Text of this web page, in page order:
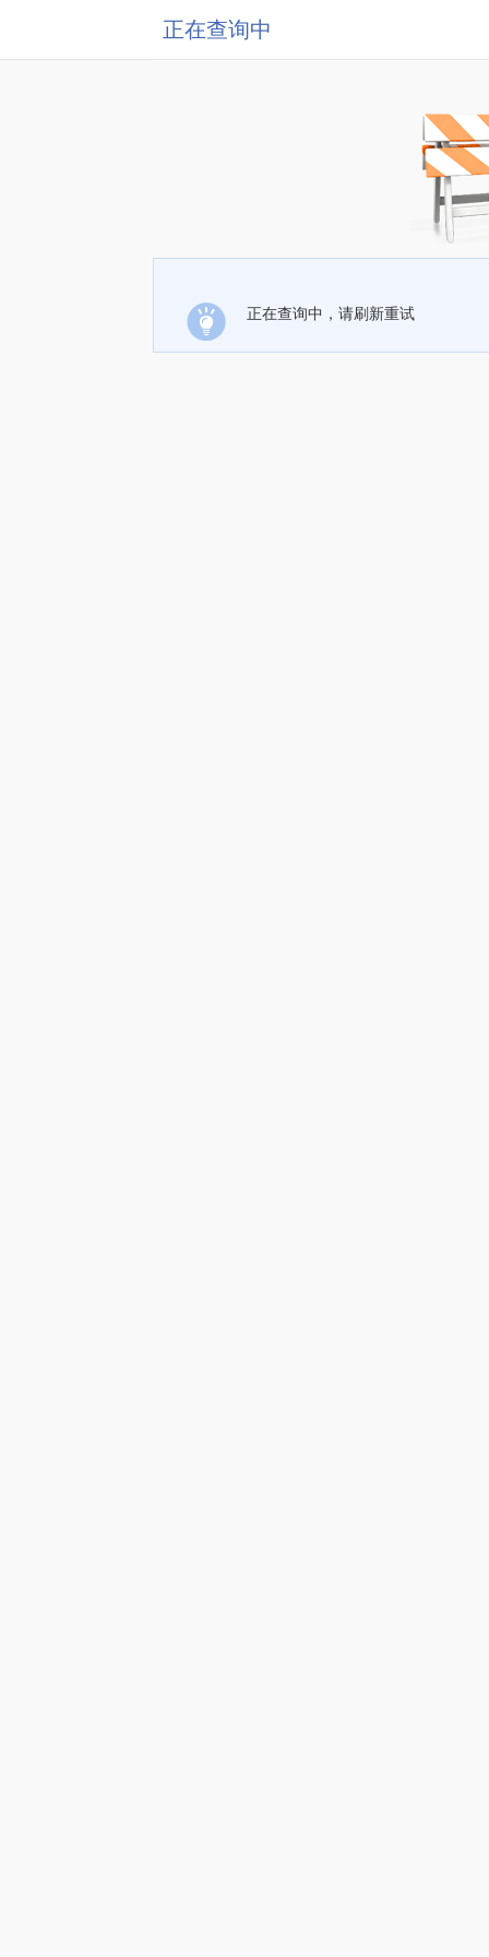
正在查询中
正在查询中，请刷新重试